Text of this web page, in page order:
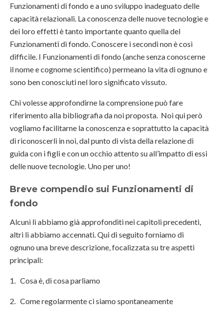
Funzionamenti di fondo e a uno sviluppo inadeguato delle
capacità relazionali. La conoscenza delle nuove tecnologie e
dei loro effetti è tanto importante quanto quella del
Funzionamenti di fondo. Conoscere i secondi non è così
difficile. I Funzionamenti di fondo (anche senza conoscerne
il nome e cognome scientifico) permeano la vita di ognuno e
sono ben conosciuti nel loro significato vissuto.
Chi volesse approfondirne la comprensione può fare
riferimento alla bibliografia da noi proposta. Noi qui però
vogliamo facilitarne la conoscenza e soprattutto la capacità
di riconoscerli in noi, dal punto di vista della relazione di
guida con i figli e con un occhio attento su all’impatto di essi
delle nuove tecnologie. Uno per uno!
Breve compendio sui Funzionamenti di
fondo
Alcuni li abbiamo già approfonditi nei capitoli precedenti,
altri li abbiamo accennati. Qui di seguito forniamo di
ognuno una breve descrizione, focalizzata su tre aspetti
principali:
1. Cosa è, di cosa parliamo
2. Come regolarmente ci siamo spontaneamente